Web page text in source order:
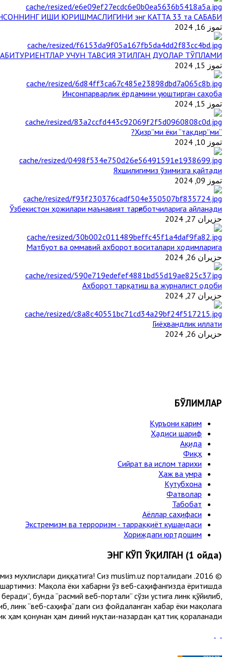
ИШИ ЮРИШМАСЛИГИНИ энг КАТТА 33 та САБАБИ
تموز 16, 2024
АБИТУРИЕНТЛАР УЧУН ТАВСИЯ ЭТИЛГАН ДУОЛАР ТЎПЛАМИ
تموز 15, 2024
Инсонпарварлик ёрдамини уюштирган саҳоба
تموز 15, 2024
“Ҳизр”ми ёки “тақдир”ми?
تموز 10, 2024
Яхшилигимиз ўзимизга қайтади
تموز 09, 2024
Ўзбекистон ҳожилари маънавият тарғиботчиларига айланади
حزيران 27, 2024
Матбуот ва оммавий ахборот воситалари ходимларига
حزيران 26, 2024
Ахборот тарқатиш ва журналист одоби
حزيران 27, 2024
Гиёҳвандлик иллати
حزيران 26, 2024
БЎЛИМЛАР
Қуръони карим
Ҳадиси шариф
Ақида
Фиқҳ
Сийрат ва ислом тарихи
Ҳаж ва умра
Кутубхона
Фатволар
Табобат
Аёллар саҳифаси
Экстремизм ва терроризм - тарраққиёт кушандаси
Хориждаги юртдошим
ЭНГ КЎП ЎҚИЛГАН (1 ойда)
мухлислари диққатига! Сиз muslim.uz порталидаги
Мақола ёки хабарни ўз веб-саҳифангизда ёритишда
бунда “расмий веб-портали” сўзи устига линк қўйилиб,
линк “веб-саҳифа”даги сиз фойдаланган хабар ёки мақолага
ҳам қонунан ҳам диний нуқтаи-назардан қаттиқ қораланади.